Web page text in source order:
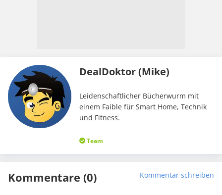
DealDoktor (Mike)
Leidenschaftlicher Bücherwurm mit
einem Faible für Smart Home, Technik
und Fitness.
Team
Kommentare (0) Kommentar schreiben